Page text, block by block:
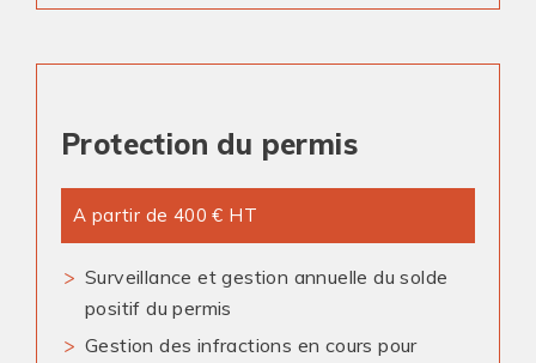
Protection du permis
A partir de 400 € HT
Surveillance et gestion annuelle du solde
positif du permis
Gestion des infractions en cours pour